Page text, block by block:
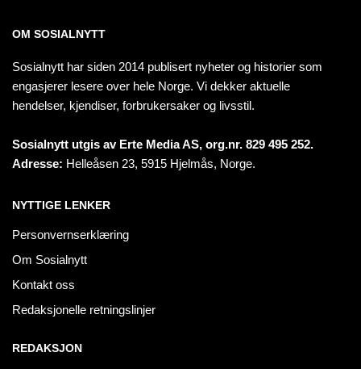
OM SOSIALNYTT
Sosialnytt har siden 2014 publisert nyheter og historier som
engasjerer lesere over hele Norge. Vi dekker aktuelle
hendelser, kjendiser, forbrukersaker og livsstil.
Sosialnytt utgis av Erte Media AS, org.nr. 829 495 252.
Adresse: Helleåsen 23, 5915 Hjelmås, Norge.
NYTTIGE LENKER
Personvernserklæring
Om Sosialnytt
Kontakt oss
Redaksjonelle retningslinjer
REDAKSJON